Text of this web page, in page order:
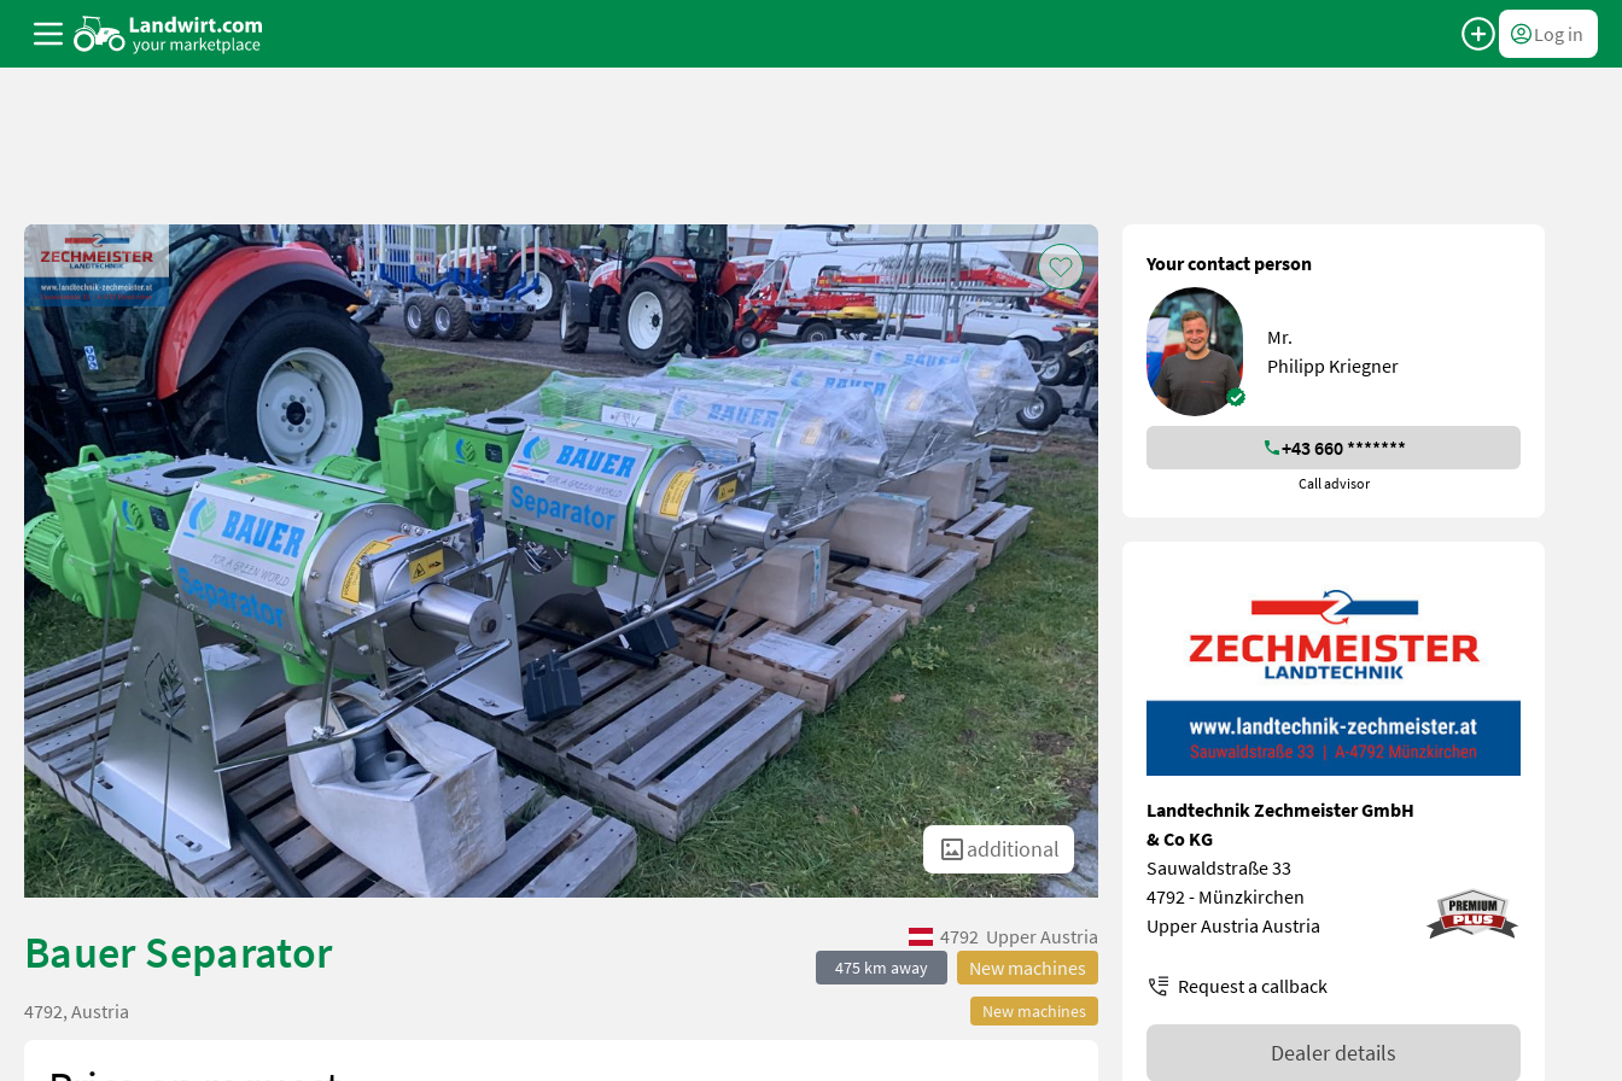
Log in
additional
Bauer Separator 4792 Upper Austria
475 km away New machines
New machines
4792, Austria
Your contact person
Mr.
Philipp Kriegner
+43 660 *******
Call advisor
Landtechnik Zechmeister GmbH
& Co KG
Sauwaldstraße 33
4792 - Münzkirchen
Upper Austria Austria
Request a callback
Dealer details